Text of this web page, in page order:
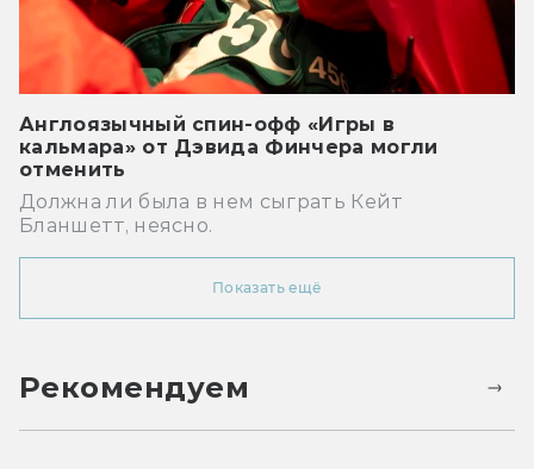
Англоязычный спин-офф «Игры в
кальмара» от Дэвида Финчера могли
отменить
Должна ли была в нем сыграть Кейт
Бланшетт, неясно.
Показать ещё
Рекомендуем